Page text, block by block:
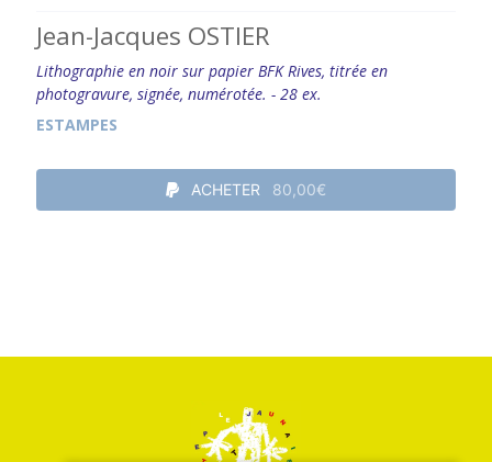
Jean-Jacques OSTIER
Lithographie en noir sur papier BFK Rives, titrée en
photogravure, signée, numérotée. - 28 ex.
ESTAMPES
ACHETER 80,00€